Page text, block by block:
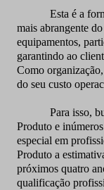
Esta é a
mais abrangente
equipamentos,
garantindo ao
Como
do seu custo
Para isso,
Produto e
especial em
Produto a
próximos quatro
qualificação